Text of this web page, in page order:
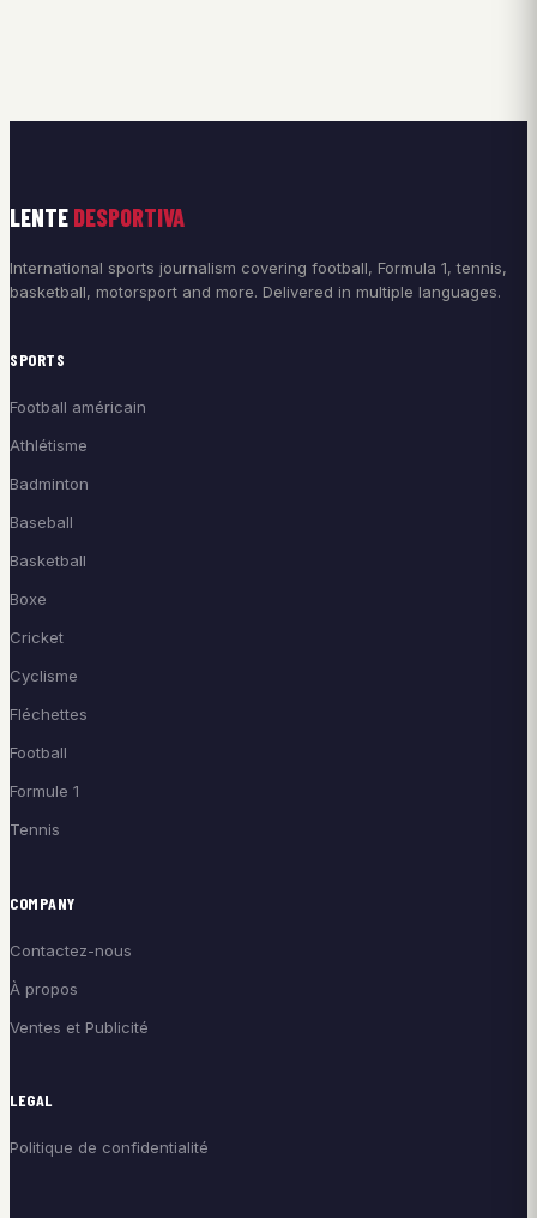
LENTE DESPORTIVA
International sports journalism covering football, Formula 1, tennis,
basketball, motorsport and more. Delivered in multiple languages.
SPORTS
Football américain
Athlétisme
Badminton
Baseball
Basketball
Boxe
Cricket
Cyclisme
Fléchettes
Football
Formule 1
Tennis
COMPANY
Contactez-nous
À propos
Ventes et Publicité
LEGAL
Politique de confidentialité